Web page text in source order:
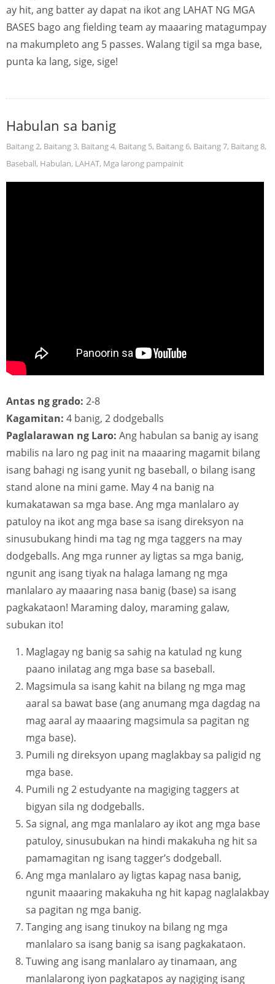
ay hit, ang batter ay dapat na ikot ang LAHAT NG MGA
BASES bago ang fielding team ay maaaring matagumpay
na makumpleto ang 5 passes. Walang tigil sa mga base,
punta ka lang, sige, sige!
Habulan sa banig
Baitang 2, Baitang 3, Baitang 4, Baitang 5, Baitang 6, Baitang 7, Baitang 8,
Baseball, Habulan, LAHAT, Mga larong pampainit
Antas ng grado: 2-8
Kagamitan: 4 banig, 2 dodgeballs
Paglalarawan ng Laro: Ang habulan sa banig ay isang
mabilis na laro ng pag init na maaaring magamit bilang
isang bahagi ng isang yunit ng baseball, o bilang isang
stand alone na mini game. May 4 na banig na
kumakatawan sa mga base. Ang mga manlalaro ay
patuloy na ikot ang mga base sa isang direksyon na
sinusubukang hindi ma tag ng mga taggers na may
dodgeballs. Ang mga runner ay ligtas sa mga banig,
ngunit ang isang tiyak na halaga lamang ng mga
manlalaro ay maaaring nasa banig (base) sa isang
pagkakataon! Maraming daloy, maraming galaw,
subukan ito!
Maglagay ng banig sa sahig na katulad ng kung
paano inilatag ang mga base sa baseball.
Magsimula sa isang kahit na bilang ng mga mag
aaral sa bawat base (ang anumang mga dagdag na
mag aaral ay maaaring magsimula sa pagitan ng
mga base).
Pumili ng direksyon upang maglakbay sa paligid ng
mga base.
Pumili ng 2 estudyante na magiging taggers at
bigyan sila ng dodgeballs.
Sa signal, ang mga manlalaro ay ikot ang mga base
patuloy, sinusubukan na hindi makakuha ng hit sa
pamamagitan ng isang tagger’s dodgeball.
Ang mga manlalaro ay ligtas kapag nasa banig,
ngunit maaaring makakuha ng hit kapag naglalakbay
sa pagitan ng mga banig.
Tanging ang isang tinukoy na bilang ng mga
manlalaro sa isang banig sa isang pagkakataon.
Tuwing ang isang manlalaro ay tinamaan, ang
manlalarong iyon pagkatapos ay nagiging isang